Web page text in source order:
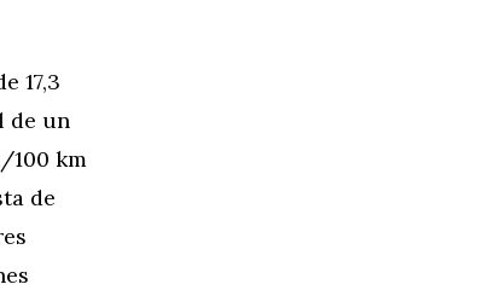
17,3
de un
100 km
de